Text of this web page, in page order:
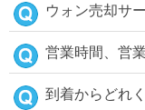
ウォン売却サ
営業時間、営
到着からどれ